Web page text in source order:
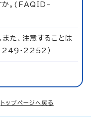
か。(FAQID-
た、注意することは
・2252）
トップページへ戻る